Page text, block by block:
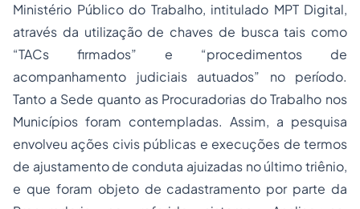
Ministério Público do Trabalho, intitulado MPT Digital,
através da utilização de chaves de busca tais como
“TACs firmados” e “procedimentos de
acompanhamento judiciais autuados” no período.
Tanto a Sede quanto as Procuradorias do Trabalho nos
Municípios foram contempladas. Assim, a pesquisa
envolveu ações civis públicas e execuções de termos
de ajustamento de conduta ajuizadas no último triênio,
e que foram objeto de cadastramento por parte da